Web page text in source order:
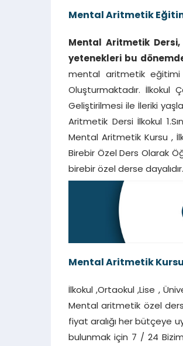
Mental Aritmetik
Mental Aritmetik
yetenekleri bu
mental aritmetik eğitimi
Oluşturmaktadır. İlkokul
Geliştirilmesi ile İleriki
Aritmetik Dersi İlkokul
Mental Aritmetik Kursu ,
Birebir Özel Ders Olarak
birebir özel derse dayalıdır.
Mental Aritmetik
İlkokul ,Ortaokul ,Lise ,
Mental aritmetik özel ders
fiyat aralığı her bütçeye
bulunmak için 7 / 24